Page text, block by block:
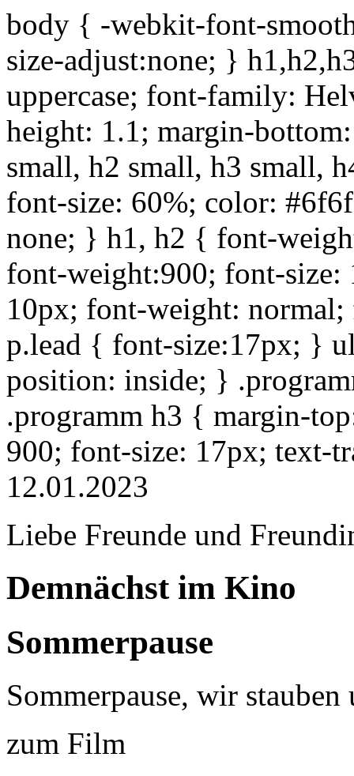
body { -webkit-font-
size-adjust:none; }
uppercase; font-family:
height: 1.1; margin-
small, h2 small, h3 small,
font-size: 60%; color:
none; } h1, h2 { font-
font-weight:900; font-
10px; font-weight:
p.lead { font-size:17px; }
position: inside; }
.programm h3 { margin-
900; font-size: 17px; text-
12.01.2023
Liebe Freunde und
Demnächst im Kino
Sommerpause
Sommerpause, wir
zum Film